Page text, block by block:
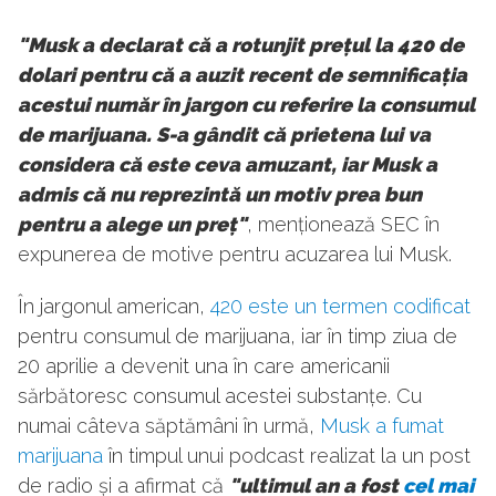
"Musk a declarat că a rotunjit prețul la 420 de
dolari pentru că a auzit recent de semnificația
acestui număr în jargon cu referire la consumul
de marijuana. S-a gândit că prietena lui va
considera că este ceva amuzant, iar Musk a
admis cănu reprezintă un motiv prea bun
pentru a alege un preț", menționează SEC în
expunerea de motive pentru acuzarea lui Musk.
În jargonul american, 420 este un termen codificat
pentru consumul de marijuana, iar în timp ziua de
20 aprilie a devenit una în care americanii
sărbătoresc consumul acestei substanțe. Cu
numai câteva săptămâni în urmă, Musk a fumat
marijuanaîn timpul unui podcast realizat la un post
de radio și a afirmat că "ultimul an a fostcel mai